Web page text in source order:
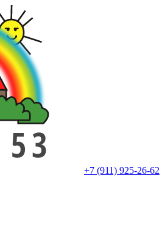
+7 (911) 925-26-62